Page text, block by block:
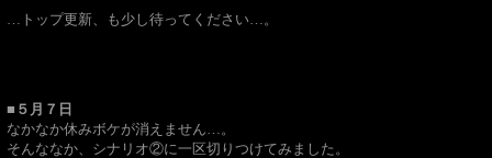
…トップ更新、も少し待ってください…。
■５月７日
なかなか休みボケが消えません…。
そんななか、シナリオ②に一区切りつけてみました。